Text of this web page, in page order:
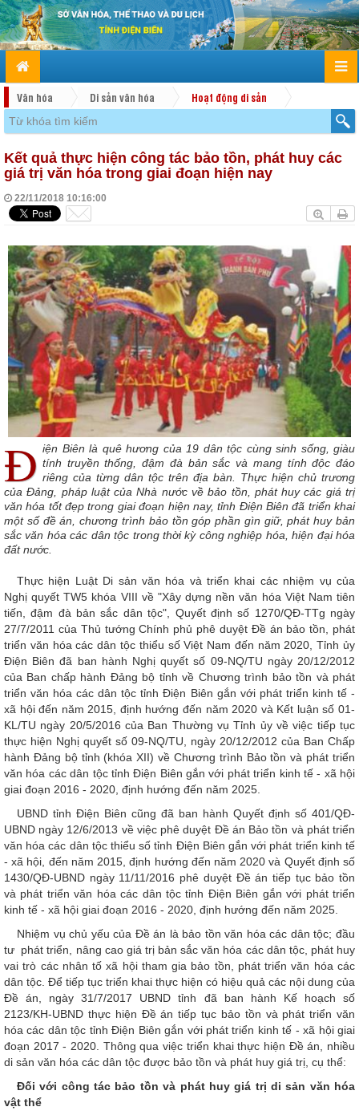
Văn hóa Di sản văn hóa Hoạt động di sản
Kết quả thực hiện công tác bảo tồn, phát huy các
giá trị văn hóa trong giai đoạn hiện nay
22/11/2018 10:16:00
Đ iện Biên là quê hương của 19 dân tộc cùng sinh sống, giàu
tính truyền thống, đậm đà bản sắc và mang tính độc đáo
riêng của từng dân tộc trên địa bàn. Thực hiện chủ trương
của Đảng, pháp luật của Nhà nước về bảo tồn, phát huy các giá trị
văn hóa tốt đẹp trong giai đoạn hiện nay, tỉnh Điện Biên đã triển khai
một số đề án, chương trình bảo tồn góp phần gìn giữ, phát huy bản
sắc văn hóa các dân tộc trong thời kỳ công nghiệp hóa, hiện đại hóa
đất nước.
Thực hiện Luật Di sản văn hóa và triển khai các nhiệm vụ của
Nghị quyết TW5 khóa VIII về "Xây dựng nền văn hóa Việt Nam tiên
tiến, đậm đà bản sắc dân tộc", Quyết định số 1270/QĐ-TTg ngày
27/7/2011 của Thủ tướng Chính phủ phê duyệt Đề án bảo tồn, phát
triển văn hóa các dân tộc thiểu số Việt Nam đến năm 2020, Tỉnh ủy
Điện Biên đã ban hành Nghị quyết số 09-NQ/TU ngày 20/12/2012
của Ban chấp hành Đảng bộ tỉnh về Chương trình bảo tồn và phát
triển văn hóa các dân tộc tỉnh Điện Biên gắn với phát triển kinh tế -
xã hội đến năm 2015, định hướng đến năm 2020 và Kết luận số 01-
KL/TU ngày 20/5/2016 của Ban Thường vụ Tỉnh ủy về việc tiếp tục
thực hiện Nghị quyết số 09-NQ/TU, ngày 20/12/2012 của Ban Chấp
hành Đảng bộ tỉnh (khóa XII) về Chương trình Bảo tồn và phát triển
văn hóa các dân tộc tỉnh Điện Biên gắn với phát triển kinh tế - xã hội
giai đoạn 2016 - 2020, định hướng đến năm 2025.
UBND tỉnh Điện Biên cũng đã ban hành Quyết định số 401/QĐ-
UBND ngày 12/6/2013 về việc phê duyệt Đề án Bảo tồn và phát triển
văn hóa các dân tộc thiểu số tỉnh Điện Biên gắn với phát triển kinh tế
- xã hội, đến năm 2015, định hướng đến năm 2020 và Quyết định số
1430/QĐ-UBND ngày 11/11/2016 phê duyệt Đề án tiếp tục bảo tồn
và phát triển văn hóa các dân tộc tỉnh Điện Biên gắn với phát triển
kinh tế - xã hội giai đoạn 2016 - 2020, định hướng đến năm 2025.
Nhiệm vụ chủ yếu của Đề án là bảo tồn văn hóa các dân tộc; đầu
tư phát triển, nâng cao giá trị bản sắc văn hóa các dân tộc, phát huy
vai trò các nhân tố xã hội tham gia bảo tồn, phát triển văn hóa các
dân tộc. Để tiếp tục triển khai thực hiện có hiệu quả các nội dung của
Đề án, ngày 31/7/2017 UBND tỉnh đã ban hành Kế hoạch số
2123/KH-UBND thực hiện Đề án tiếp tục bảo tồn và phát triển văn
hóa các dân tộc tỉnh Điện Biên gắn với phát triển kinh tế - xã hội giai
đoạn 2017 - 2020. Thông qua việc triển khai thực hiện Đề án, nhiều
di sản văn hóa các dân tộc được bảo tồn và phát huy giá trị, cụ thể:
Đối với công tác bảo tồn và phát huy giá trị di sản văn hóa
vật thể